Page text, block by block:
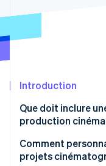
Prévention de la
Climate
Identity
Vérification de
Introduction
Que doit inclure
production
Comment
projets